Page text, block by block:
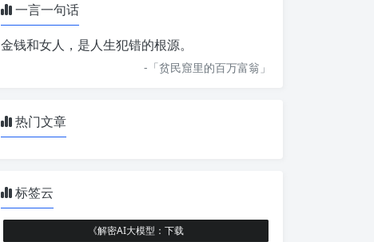
一言一句话
金钱和女人，是人生犯错的根源。
-「贫民窟里的百万富翁 」
热门文章
标签云
《解密AI大模型：下载